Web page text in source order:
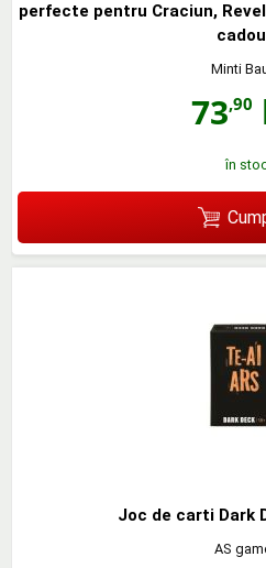
perfecte pentru Craciun,
Minti
73,90
în
Joc de carti Dark
AS